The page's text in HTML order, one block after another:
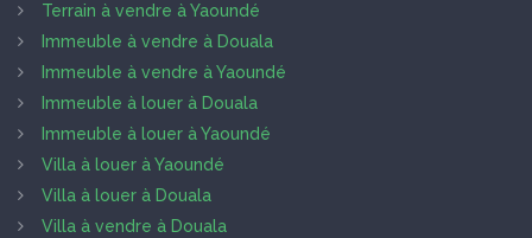
Terrain à vendre à Yaoundé
Immeuble à vendre à Douala
Immeuble à vendre à Yaoundé
Immeuble à louer à Douala
Immeuble à louer à Yaoundé
Villa à louer à Yaoundé
Villa à louer à Douala
Villa à vendre à Douala